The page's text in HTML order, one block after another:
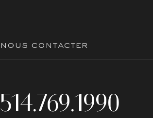
nous contacter
514.769.1990